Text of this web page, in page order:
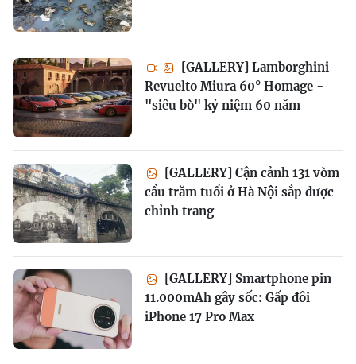
[GALLERY] Lamborghini
Revuelto Miura 60° Homage -
"siêu bò" kỷ niệm 60 năm
[GALLERY] Cận cảnh 131 vòm
cầu trăm tuổi ở Hà Nội sắp được
chỉnh trang
[GALLERY] Smartphone pin
11.000mAh gây sốc: Gấp đôi
iPhone 17 Pro Max